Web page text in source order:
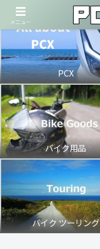
PCX
バイク用品
バイク ツーリング
メニュー